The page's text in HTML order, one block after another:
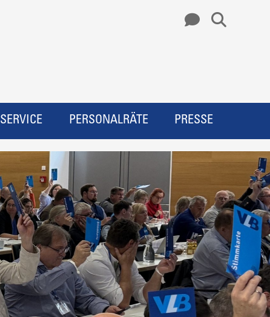
SERVICE PERSONALRÄTE PRESSE